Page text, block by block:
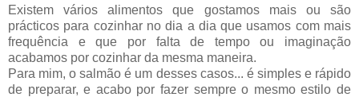
Existem vários alimentos que gostamos mais ou são
prácticos para cozinhar no dia a dia que usamos com mais
frequência e que por falta de tempo ou imaginação
acabamos por cozinhar da mesma maneira.
Para mim, o salmão é um desses casos... é simples e rápido
de preparar, e acabo por fazer sempre o mesmo estilo de